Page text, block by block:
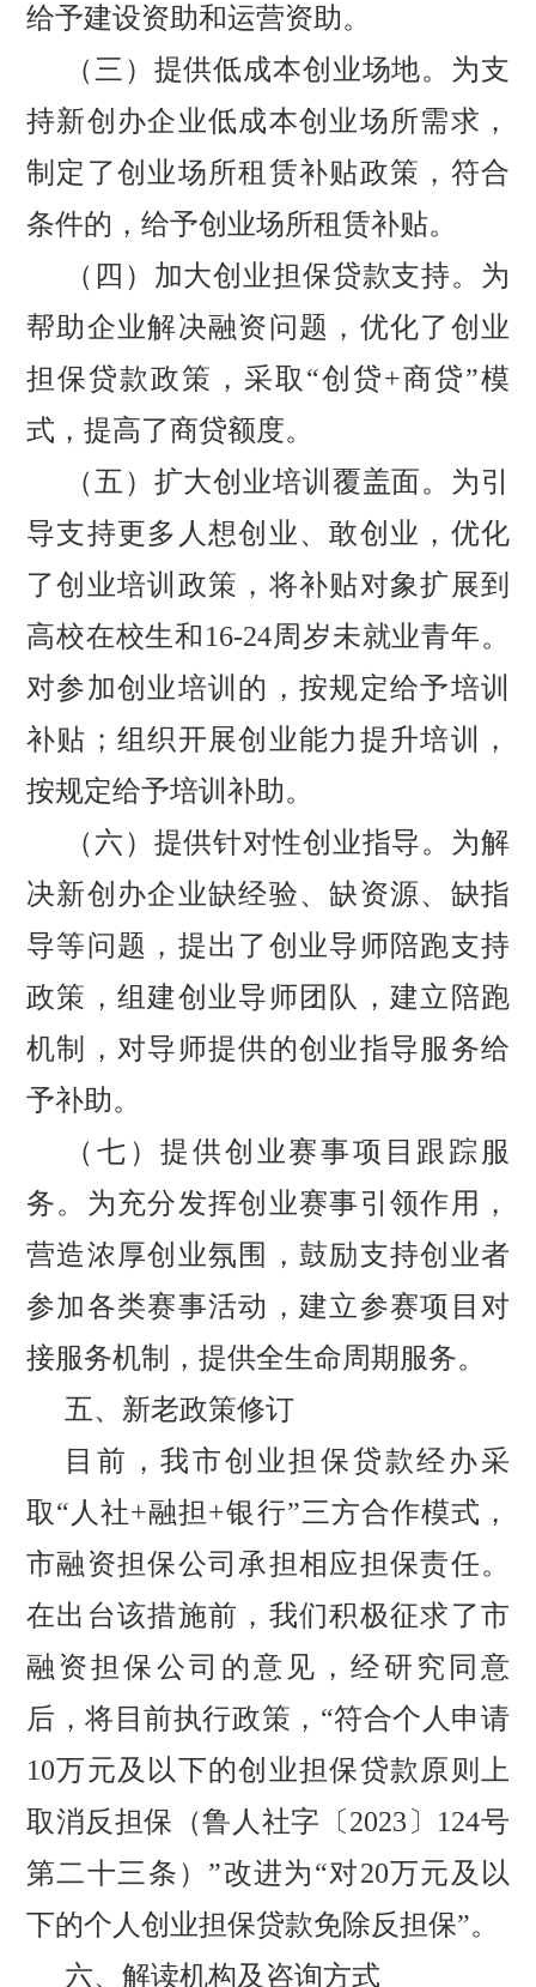
给予建设资助和运营资助。
（三） 提供低成本创业场地。 为支
持新创办企业低成本创业场所需求，
制定了创业场所租赁补贴政策，符合
条件的，给予创业场所租赁补贴。
（四）加大创业担保贷款支持。 为
帮助企业解决融资问题，优化了创业
担保贷款政策，采取 “创贷+商贷”模
式，提高了商贷额度。
（五）扩大创业培训覆盖面。 为引
导支持更多人想创业、敢创业，优化
了创业培训政策，将补贴对象扩展到
高校在校生和16-24周岁未就业青年。
对参加创业培训的，按规定给予培训
补贴；组织开展创业能力提升培训，
按规定给予培训补助。
（六）提供针对性创业指导。 为解
决新创办企业缺经验、缺资源、缺指
导等问题，提出了创业导师陪跑支持
政策，组建创业导师团队，建立陪跑
机制，对导师提供的创业指导服务给
予补助。
（七）提供创业赛事项目跟踪服
务。 为充分发挥创业赛事引领作用，
营造浓厚创业氛围，鼓励支持创业者
参加各类赛事活动，建立参赛项目对
接服务机制，提供全生命周期服务。
五、新老政策修订
目前，我市创业担保贷款经办采
取“人社+融担+银行”三方合作模式，
市融资担保公司承担相应担保责任。
在出台该措施前，我们积极征求了市
融资担保公司的意见，经研究同意
后，将目前执行政策，“符合个人申请
10万元及以下的创业担保贷款原则上
取消反担保（鲁人社字〔2023〕124号
第二十三条）”改进为“对20万元及以
下的个人创业担保贷款免除反担保”。
六、解读机构及咨询方式